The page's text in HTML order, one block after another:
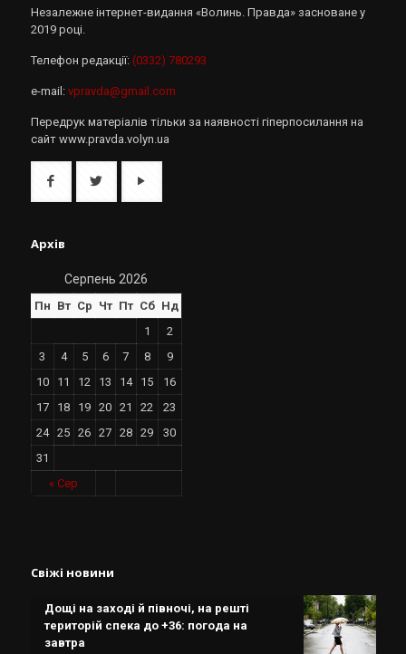
Незалежне інтернет-видання «Волинь. Правда» засноване у
2019 році.
Телефон редакції: (0332) 780293
e-mail: vpravda@gmail.com
Передрук матеріалів тільки за наявності гіперпосилання на
сайт www.pravda.volyn.ua
Архів
Серпень 2026
Пн Вт Ср Чт Пт Сб Нд
« Сер
1
2
3
4 5 6 7 8
9
10
11 12 13 14 15
16
17
18 19 20 21 22
23
24
25 26 27 28 29
30
31
Свіжі новини
Дощі на заході й півночі, на решті
територій спека до +36: погода на
завтра